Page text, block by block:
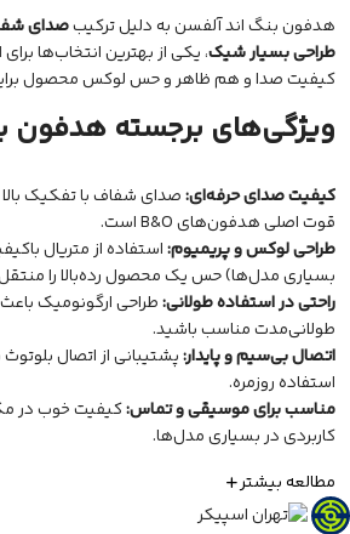
هدفونبنگ اند آلفسنبه دلیل ترکیبصدای
طراحی بسیار شیک، یکی از بهترین انتخاب‌ها
کیفیت صدا و هم ظاهر و حس لوکس محصول
ویژگی‌های برجسته هدفون
کیفیت صدای حرفه‌ای:صدای شفاف با تفکیک
قوت اصلی هدفون‌هایB&Oاست.
طراحی لوکس و پریمیوم:استفاده از متریال
بسیاری مدل‌ها) حس یک محصول رده‌بالا را
راحتی در استفاده طولانی:طراحی ارگونومیک
طولانی‌مدت مناسب باشید.
اتصال بی‌سیم و پایدار:پشتیبانی از اتصال
استفاده روزمره.
مناسب برای موسیقی و تماس:کیفیت خوب در
کاربردی در بسیاری مدل‌ها.
مطالعه بیشتر